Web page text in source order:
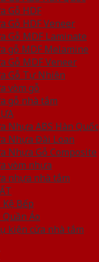
Gỗ HDF
Gỗ HDF Veneer
Gỗ MDF Laminate
gỗ MDF Melamine
Gỗ MDF Veneer
Gỗ Tự Nhiên
vòm gỗ
gỗ nhà tắm
Nhựa ABS Hàn Quốc
Nhựa Đài Loan
Nhựa Gỗ Composite
vòm nhựa
nhựa nhà tắm
Kệ Bếp
Quần Áo
kiện cửa nhà tắm